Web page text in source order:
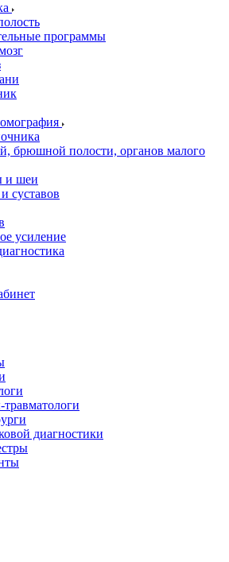
программы
брюшной полости, органов малого
и шеи
суставов
усиление
диагностики